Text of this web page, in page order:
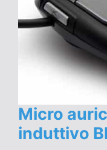
Micro
induttivo